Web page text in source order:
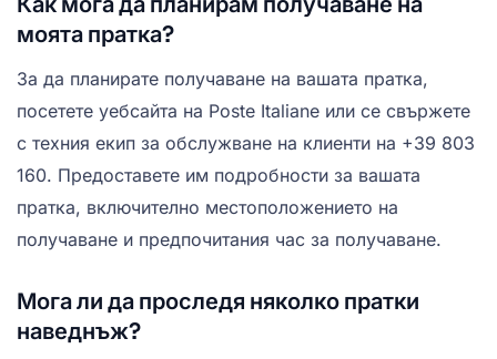
моята пратка?
За да планирате получаване на вашата пратка,
посетете уебсайта на Poste Italiane или се свържете
с техния екип за обслужване на клиенти на +39 803
160. Предоставете им подробности за вашата
пратка, включително местоположението на
получаване и предпочитания час за получаване.
Мога ли да проследя няколко пратки
наведнъж?